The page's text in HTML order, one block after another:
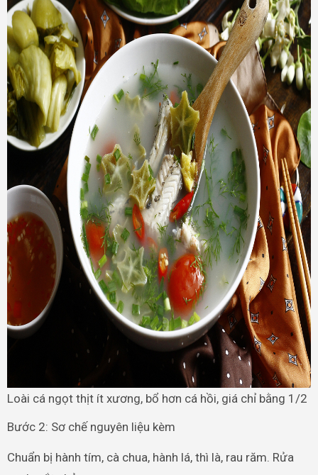
Loài cá ngọt thịt ít xương, bổ hơn cá hồi, giá chỉ bằng 1/2
Bước 2: Sơ chế nguyên liệu kèm
Chuẩn bị hành tím, cà chua, hành lá, thì là, rau răm. Rửa